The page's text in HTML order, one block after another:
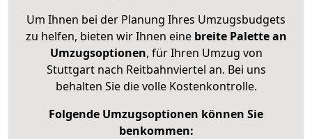
Um Ihnen bei der Planung Ihres Umzugsbudgets
zu helfen, bieten wir Ihnen eine breite Palette an
Umzugsoptionen, für Ihren Umzug von
Stuttgart nach Reitbahnviertel an. Bei uns
behalten Sie die volle Kostenkontrolle.
Folgende Umzugsoptionen können Sie
benkommen: